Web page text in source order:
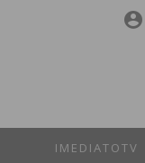
IMEDIATOTV